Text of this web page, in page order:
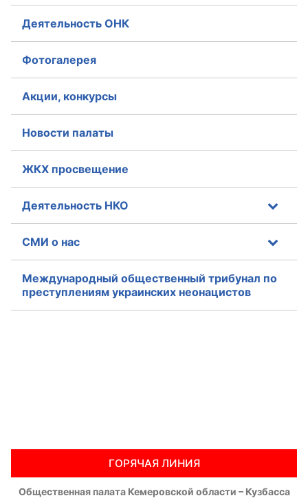
Деятельность ОНК
Фотогалерея
Акции, конкурсы
Новости палаты
ЖКХ просвещение
Деятельность НКО
СМИ о нас
Международный общественный трибунал по
преступлениям украинских неонацистов
ГОРЯЧАЯ ЛИНИЯ
Общественная палата Кемеровской области – Кузбасса